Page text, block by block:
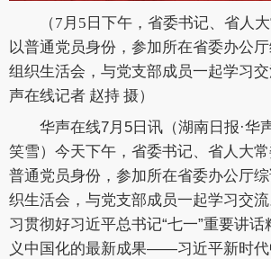
（7月5日下午，省委书记、省人
以普通党员身份，参加所在省委办公
组织生活会，与党支部成员一起学习
声在线记者 赵持 摄）
华声在线7月5日讯（湖南日报·华
笑雪）今天下午，省委书记、省人大
普通党员身份，参加所在省委办公厅
织生活会，与党支部成员一起学习交
习贯彻好习近平总书记“七一”重要讲
义中国化的最新成果——习近平新时代